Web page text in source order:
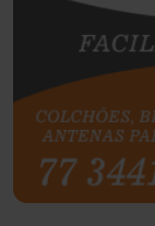
Botuporã
Brasil
Brumado